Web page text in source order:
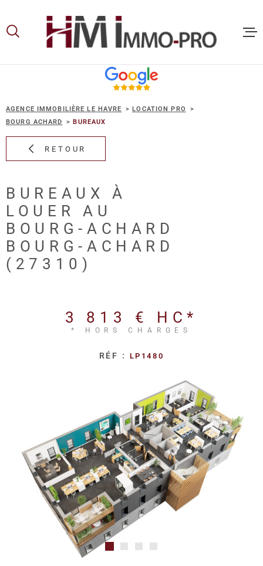
lamenu
contenu
AGENCE IMMOBILIÈRE LE HAVRE
LOCATION PRO
BOURG ACHARD
BUREAUX
RETOUR
BUREAUX À
LOUER AU
BOURG-ACHARD
BOURG-ACHARD
(27310)
3 813 € HC*
* HORS CHARGES
RÉF : LP1480